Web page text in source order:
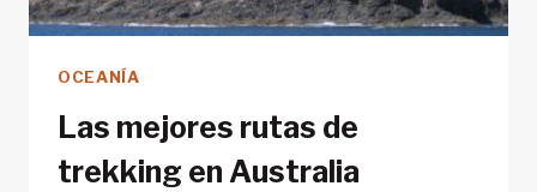
OCEANÍA
Las mejores rutas de
trekking en Australia